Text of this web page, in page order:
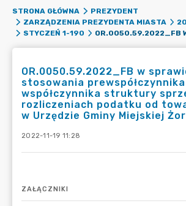
STRONA GŁÓWNA
PREZYDENT
ZARZĄDZENIA PREZYDENTA MIASTA
STYCZEŃ 1-190
OR.0050.59.2022_FB w
stosowania
współczynnika struktury
rozliczeniach podatku od
w Urzędzie Gminy Miejskiej
2022-11-19 11:28
ZAŁĄCZNIKI